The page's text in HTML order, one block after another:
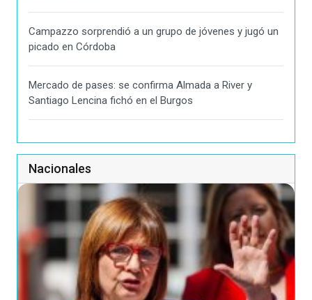
Campazzo sorprendió a un grupo de jóvenes y jugó un
picado en Córdoba
Mercado de pases: se confirma Almada a River y
Santiago Lencina fichó en el Burgos
Nacionales